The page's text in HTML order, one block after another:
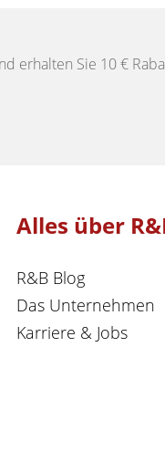
erhalten Sie 10 €
Alles über
R&B Blog
Das Unternehmen
Karriere & Jobs